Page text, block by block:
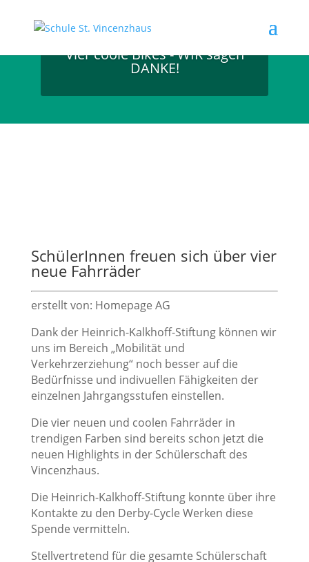
Vier coole Bikes - WIR sagen
DANKE!
SchülerInnen freuen sich über vier
neue Fahrräder
erstellt von: Homepage AG
Dank der Heinrich-Kalkhoff-Stiftung können wir
uns im Bereich „Mobilität und
Verkehrzerziehung“ noch besser auf die
Bedürfnisse und indivuellen Fähigkeiten der
einzelnen Jahrgangsstufen einstellen.
Die vier neuen und coolen Fahrräder in
trendigen Farben sind bereits schon jetzt die
neuen Highlights in der Schülerschaft des
Vincenzhaus.
Die Heinrich-Kalkhoff-Stiftung konnte über ihre
Kontakte zu den Derby-Cycle Werken diese
Spende vermitteln.
Stellvertretend für die gesamte Schülerschaft